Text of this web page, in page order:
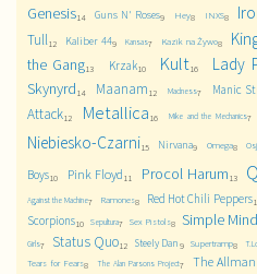
Genesis14 Guns N' Roses9 Hey8 INXS8
Tull12 Kaliber 449 Kansas7 Kazik na Żywo8
the Gang13 Krzak10 Kult16 Lady
Skynyrd 14 Maanam 12 Madness7 Manic
Attack12 Metallica 16 Mike and the Mechanics7
Niebiesko-Czarni15 Nirvana9 Omega8
Boys10 Pink Floyd 11 Procol Harum 13
Against the Machine7 Ramones8 Red Hot Chili Peppers
Scorpions10 Sepultura7 Sex Pistols8 Simple
Girls7 Status Quo12 Steely Dan 9 Supertramp8
Tears for Fears8 The Alan Parsons Project7 The